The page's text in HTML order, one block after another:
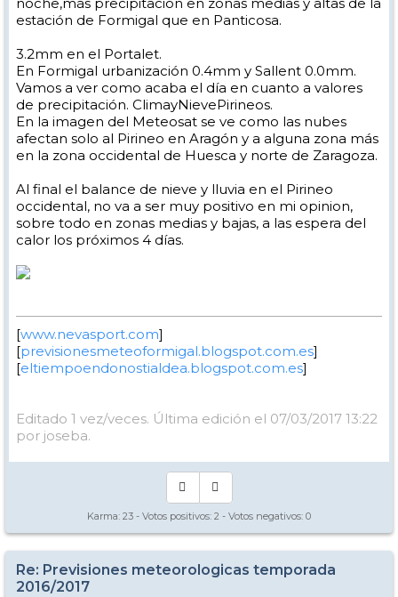
noche,más precipitación en zonas medias y altas de la
estación de Formigal que en Panticosa.
3.2mm en el Portalet.
En Formigal urbanización 0.4mm y Sallent 0.0mm.
Vamos a ver como acaba el día en cuanto a valores
de precipitación. ClimayNievePirineos.
En la imagen del Meteosat se ve como las nubes
afectan solo al Pirineo en Aragón y a alguna zona más
en la zona occidental de Huesca y norte de Zaragoza.
Al final el balance de nieve y lluvia en el Pirineo
occidental, no va a ser muy positivo en mi opinion,
sobre todo en zonas medias y bajas, a las espera del
calor los próximos 4 días.
[www.nevasport.com]
[previsionesmeteoformigal.blogspot.com.es]
[eltiempoendonostialdea.blogspot.com.es]
Editado 1 vez/veces. Última edición el 07/03/2017 13:22
por joseba.
Karma: 23 - Votos positivos: 2 - Votos negativos: 0
Re: Previsiones meteorologicas temporada
2016/2017